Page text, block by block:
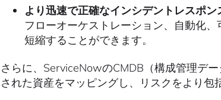
より迅速で正確なインシデントレスポン
フローオーケストレーション、自動化
短縮することができます。
さらに、ServiceNowのCMDB（構成管理デ
された資産をマッピングし、リスクをより包